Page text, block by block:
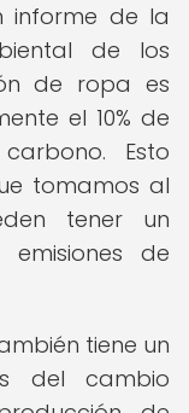
informe de la
de los
de ropa es
el 10% de
Esto
tomamos al
tener un
de
tiene un
del cambio